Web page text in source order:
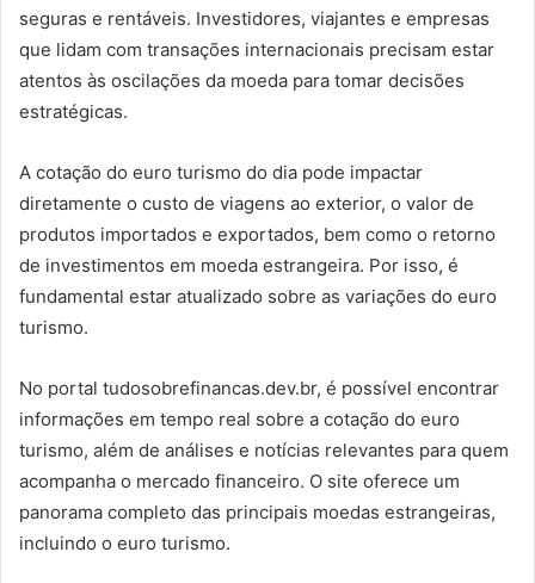
seguras e rentáveis. Investidores, viajantes e empresas
que lidam com transações internacionais precisam estar
atentos às oscilações da moeda para tomar decisões
estratégicas.
A cotação do euro turismo do dia pode impactar
diretamente o custo de viagens ao exterior, o valor de
produtos importados e exportados, bem como o retorno
de investimentos em moeda estrangeira. Por isso, é
fundamental estar atualizado sobre as variações do euro
turismo.
No portal tudosobrefinancas.dev.br, é possível encontrar
informações em tempo real sobre a cotação do euro
turismo, além de análises e notícias relevantes para quem
acompanha o mercado financeiro. O site oferece um
panorama completo das principais moedas estrangeiras,
incluindo o euro turismo.